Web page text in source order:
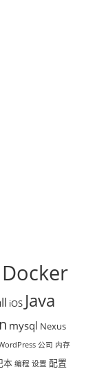
Docker
iOS Java
mysql Nexus
公司 内存
本 编程 设置 配置